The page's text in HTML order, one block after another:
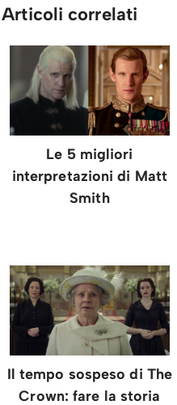
Articoli correlati
Le 5 migliori
interpretazioni di Matt
Smith
Il tempo sospeso di The
Crown: fare la storia